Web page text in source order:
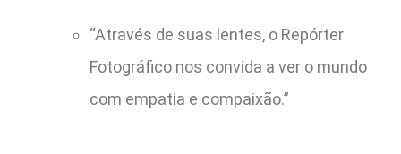
“Através de suas lentes, o Repórter
Fotográfico nos convida a ver o mundo
com empatia e compaixão.”